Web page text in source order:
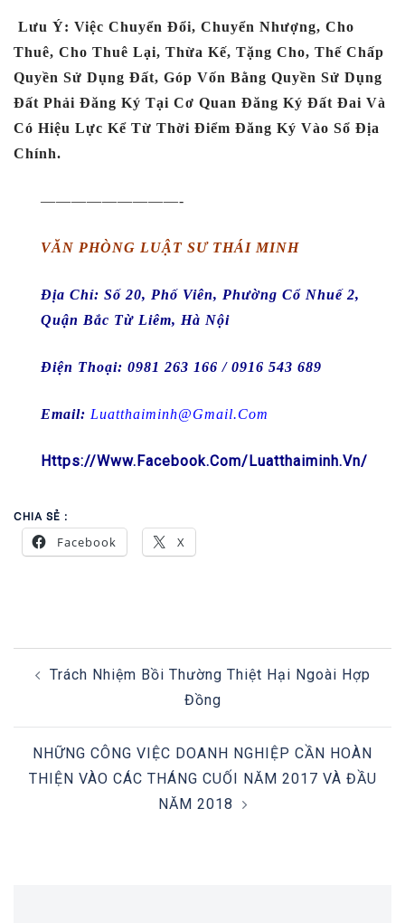
Lưu Ý: Việc Chuyển Đổi, Chuyển Nhượng, Cho
Thuê, Cho Thuê Lại, Thừa Kế, Tặng Cho, Thế Chấp
Quyền Sử Dụng Đất, Góp Vốn Bằng Quyền Sử Dụng
Đất Phải Đăng Ký Tại Cơ Quan Đăng Ký Đất Đai Và
Có Hiệu Lực Kể Từ Thời Điểm Đăng Ký Vào Sổ Địa
Chính.
—————————-
VĂN PHÒNG LUẬT SƯ THÁI MINH
Địa Chỉ: Số 20, Phố Viên, Phường Cổ Nhuế 2,
Quận Bắc Từ Liêm, Hà Nội
Điện Thoại: 0981 263 166 / 0916 543 689
Email: Luatthaiminh@gmail.com
Https://www.facebook.com/luatthaiminh.vn/
CHIA SẺ :
Facebook X
POSTTrách Nhiệm Bồi Thường Thiệt Hại Ngoài Hợp
Đồng
NHỮNG CÔNG VIỆC DOANH NGHIỆP CẦN HOÀN
THIỆN VÀO CÁC THÁNG CUỐI NĂM 2017 VÀ ĐẦU
NĂM 2018